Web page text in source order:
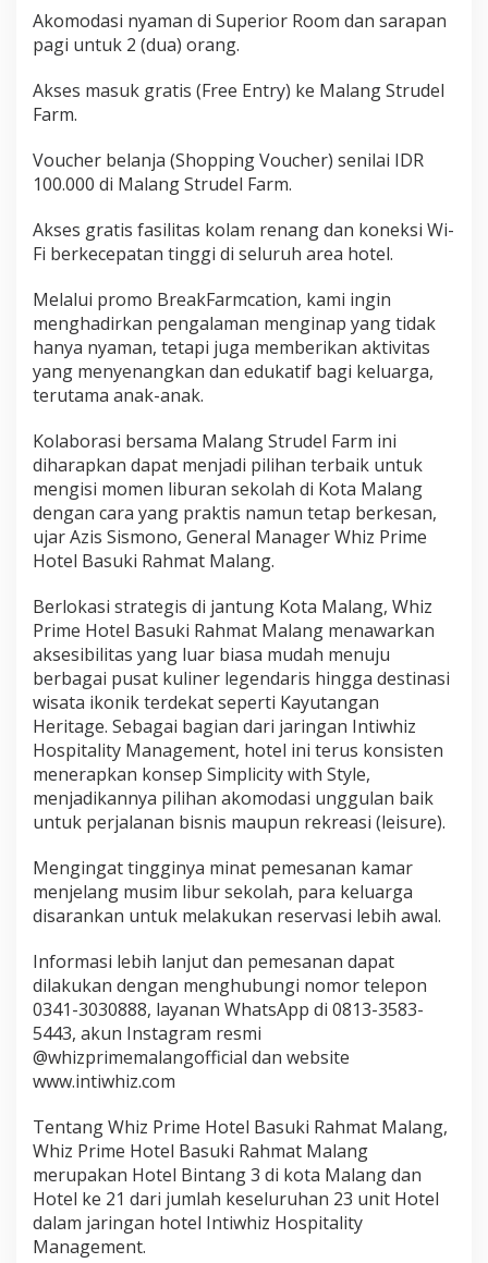
f
B
e
F
a
m
c
i
o
n
Akomodasi nyaman di Superior Room dan sarapan
pagi untuk 2 (dua) orang.
Akses masuk gratis (Free Entry) ke Malang Strudel
Farm.
Voucher belanja (Shopping Voucher) senilai IDR
100.000 di Malang Strudel Farm.
Akses gratis fasilitas kolam renang dan koneksi Wi-
Fi berkecepatan tinggi di seluruh area hotel.
Melalui promo BreakFarmcation, kami ingin
menghadirkan pengalaman menginap yang tidak
hanya nyaman, tetapi juga memberikan aktivitas
yang menyenangkan dan edukatif bagi keluarga,
terutama anak-anak.
Kolaborasi bersama Malang Strudel Farm ini
diharapkan dapat menjadi pilihan terbaik untuk
mengisi momen liburan sekolah di Kota Malang
dengan cara yang praktis namun tetap berkesan,
ujar Azis Sismono, General Manager Whiz Prime
Hotel Basuki Rahmat Malang.
Berlokasi strategis di jantung Kota Malang, Whiz
Prime Hotel Basuki Rahmat Malang menawarkan
aksesibilitas yang luar biasa mudah menuju
berbagai pusat kuliner legendaris hingga destinasi
wisata ikonik terdekat seperti Kayutangan
Heritage. Sebagai bagian dari jaringan Intiwhiz
Hospitality Management, hotel ini terus konsisten
menerapkan konsep Simplicity with Style,
menjadikannya pilihan akomodasi unggulan baik
untuk perjalanan bisnis maupun rekreasi (leisure).
Mengingat tingginya minat pemesanan kamar
menjelang musim libur sekolah, para keluarga
disarankan untuk melakukan reservasi lebih awal.
Informasi lebih lanjut dan pemesanan dapat
dilakukan dengan menghubungi nomor telepon
0341-3030888, layanan WhatsApp di 0813-3583-
5443, akun Instagram resmi
@whizprimemalangofficial dan website
www.intiwhiz.com
Tentang Whiz Prime Hotel Basuki Rahmat Malang,
Whiz Prime Hotel Basuki Rahmat Malang
merupakan Hotel Bintang 3 di kota Malang dan
Hotel ke 21 dari jumlah keseluruhan 23 unit Hotel
dalam jaringan hotel Intiwhiz Hospitality
Management.